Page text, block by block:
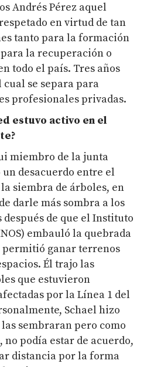
Andrés Pérez aquel
en virtud de tan
tanto para la formación
para la recuperación o
todo el país. Tres años
cual se separa para
profesionales privadas.
estuvo activo en el
miembro de la junta
desacuerdo entre el
siembra de árboles, en
darle más sombra a los
de que el Instituto
embauló la quebrada
permitió ganar terrenos
Él trajo las
que estuvieron
por la Línea 1 del
Schael hizo
sembraran pero como
podía estar de acuerdo,
distancia por la forma